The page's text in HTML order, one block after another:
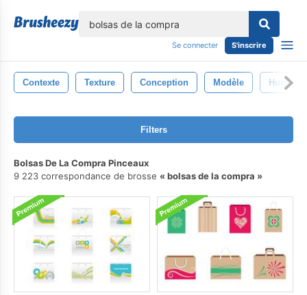
Se connecter S'inscrire
Contexte Texture Conception Modèle Humide
Filters
Bolsas De La Compra Pinceaux
9 223 correspondance de brosse
bolsas de la compra